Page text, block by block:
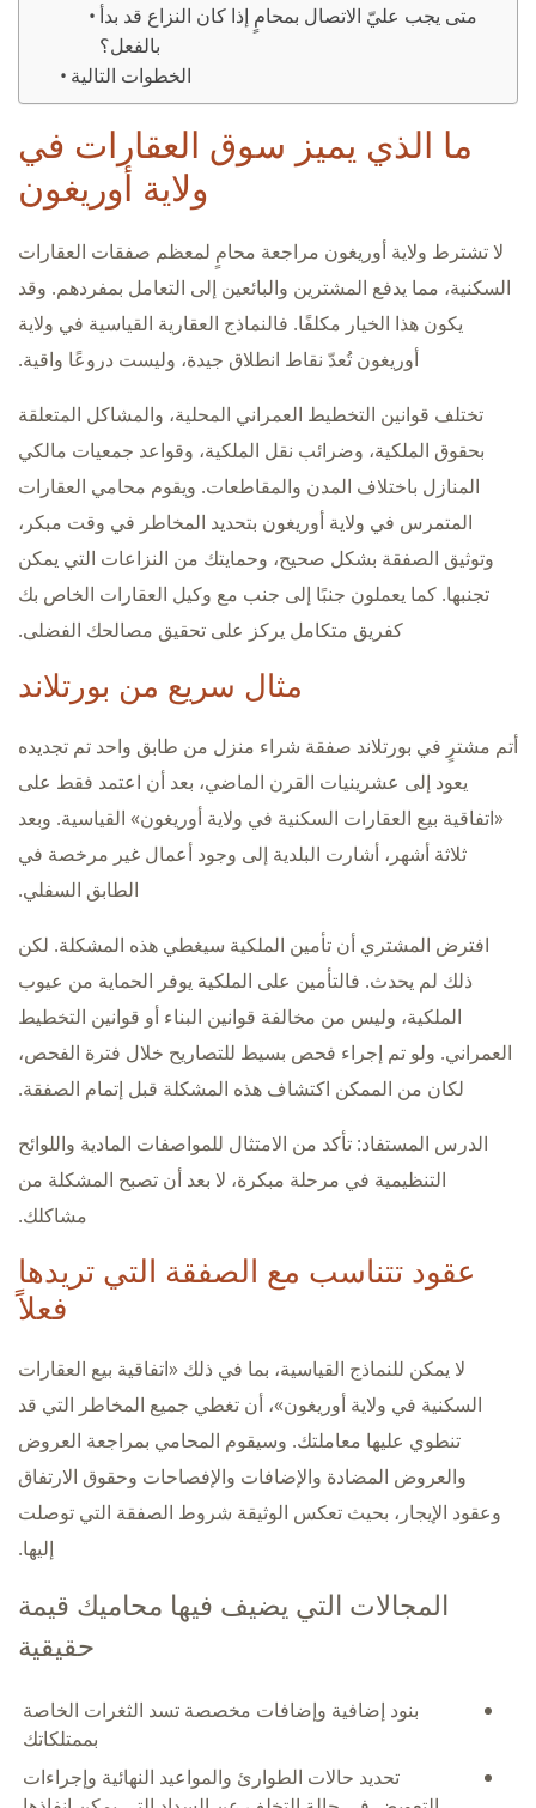
متى يجب عليّ الاتصال بمحامٍ إذا كان النزاع قد بدأ
بالفعل؟
الخطوات التالية
ما الذي يميز سوق العقارات في
ولاية أوريغون
لا تشترط ولاية أوريغون مراجعة محامٍ لمعظم صفقات العقارات
السكنية، مما يدفع المشترين والبائعين إلى التعامل بمفردهم. وقد
يكون هذا الخيار مكلفًا. فالنماذج العقارية القياسية في ولاية
أوريغون تُعدّ نقاط انطلاق جيدة، وليست دروعًا واقية.
تختلف قوانين التخطيط العمراني المحلية، والمشاكل المتعلقة
بحقوق الملكية، وضرائب نقل الملكية، وقواعد جمعيات مالكي
المنازل باختلاف المدن والمقاطعات. ويقوم محامي العقارات
المتمرس في ولاية أوريغون بتحديد المخاطر في وقت مبكر،
وتوثيق الصفقة بشكل صحيح، وحمايتك من النزاعات التي يمكن
تجنبها. كما يعملون جنبًا إلى جنب مع وكيل العقارات الخاص بك
كفريق متكامل يركز على تحقيق مصالحك الفضلى.
مثال سريع من بورتلاند
أتم مشترٍ في بورتلاند صفقة شراء منزل من طابق واحد تم تجديده
يعود إلى عشرينيات القرن الماضي، بعد أن اعتمد فقط على
«اتفاقية بيع العقارات السكنية في ولاية أوريغون» القياسية. وبعد
ثلاثة أشهر، أشارت البلدية إلى وجود أعمال غير مرخصة في
الطابق السفلي.
افترض المشتري أن تأمين الملكية سيغطي هذه المشكلة. لكن
ذلك لم يحدث. فالتأمين على الملكية يوفر الحماية من عيوب
الملكية، وليس من مخالفة قوانين البناء أو قوانين التخطيط
العمراني. ولو تم إجراء فحص بسيط للتصاريح خلال فترة الفحص،
لكان من الممكن اكتشاف هذه المشكلة قبل إتمام الصفقة.
الدرس المستفاد: تأكد من الامتثال للمواصفات المادية واللوائح
التنظيمية في مرحلة مبكرة، لا بعد أن تصبح المشكلة من
مشاكلك.
عقود تتناسب مع الصفقة التي تريدها
فعلاً
لا يمكن للنماذج القياسية، بما في ذلك «اتفاقية بيع العقارات
السكنية في ولاية أوريغون»، أن تغطي جميع المخاطر التي قد
تنطوي عليها معاملتك. وسيقوم المحامي بمراجعة العروض
والعروض المضادة والإضافات والإفصاحات وحقوق الارتفاق
وعقود الإيجار، بحيث تعكس الوثيقة شروط الصفقة التي توصلت
إليها.
المجالات التي يضيف فيها محاميك قيمة
حقيقية
بنود إضافية وإضافات مخصصة تسد الثغرات الخاصة
بممتلكاتك
تحديد حالات الطوارئ والمواعيد النهائية وإجراءات